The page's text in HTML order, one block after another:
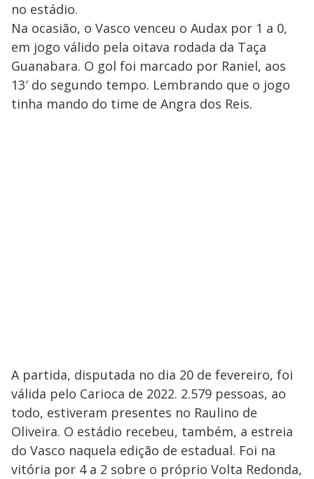
no estádio.
Na ocasião, o Vasco venceu o Audax por 1 a 0,
em jogo válido pela oitava rodada da Taça
Guanabara. O gol foi marcado por Raniel, aos
13′ do segundo tempo. Lembrando que o jogo
tinha mando do time de Angra dos Reis.
A partida, disputada no dia 20 de fevereiro, foi
válida pelo Carioca de 2022. 2.579 pessoas, ao
todo, estiveram presentes no Raulino de
Oliveira. O estádio recebeu, também, a estreia
do Vasco naquela edição de estadual. Foi na
vitória por 4 a 2 sobre o próprio Volta Redonda,